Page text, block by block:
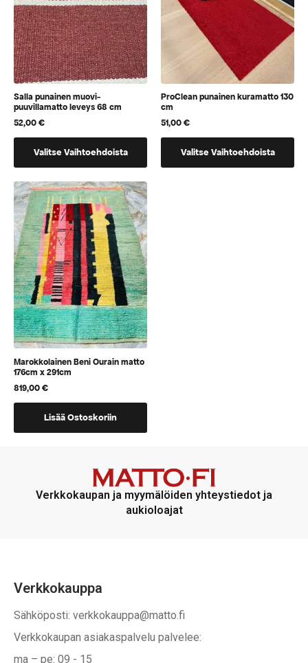
Salla punainen muovi-
puuvillamatto leveys 68 cm
52,00€
Valitse Vaihtoehdoista
vaihtoehtoja,
jotka
voidaan
valita
tuotteen
sivulla
ProClean punainen kuramatto 130
cm
51,00€
Valitse Vaihtoehdoista
Marokkolainen Beni Ourain matto
176cm x 291cm
819,00€
Lisää Ostoskoriin
Verkkokaupan ja myymälöiden yhteystiedot ja
aukioloajat
Verkkokauppa
Sähköposti: verkkokauppa@matto.fi
Verkkokaupan asiakaspalvelu palvelee:
ma – pe: 09 - 15